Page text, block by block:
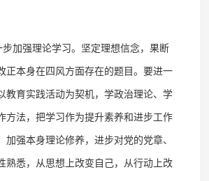
步加强理论学习。坚定理想信念，果断
正本身在四风方面存在的题目。要进一
教育实践活动为契机，学政治理论、学
方法，把学习作为提升素养和进步工作
加强本身理论修养，进步对党的党章、
熟悉，从思想上改变自己，从行动上改